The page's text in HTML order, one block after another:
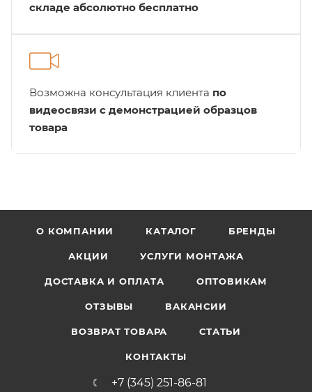
складе абсолютно бесплатно
Возможна консультация клиента по
видеосвязи с демонстрацией образцов
товара
О КОМПАНИИ КАТАЛОГ БРЕНДЫ
АКЦИИ УСЛУГИ МОНТАЖА
ДОСТАВКА И ОПЛАТА ОПТОВИКАМ
ОТЗЫВЫ ВАКАНСИИ
ВОЗВРАТ ТОВАРА СТАТЬИ
КОНТАКТЫ
+7 (345) 251-86-81